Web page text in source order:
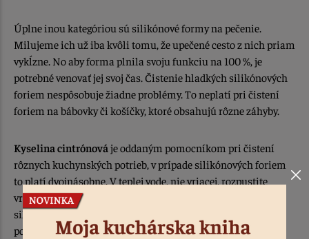
Úplne inou kategóriou sú silikónové formy na pečenie.
Milujeme ich už iba kvôli tomu, že upečené cesto z nich priam
vykĺzne. No aby forma plnila svoju funkciu na 100 %, je
potrebné venovať jej svoj čas. Čistenie hladkých silikónových
foriem nespôsobuje žiadne problémy. To neplatí pri čistení
foriem na bábovky či košíčky, ktoré obsahujú rôzne záhyby.
Kyselina cintrónová je oddaným pomocníkom pri čistení
rôznych kuchynských potrieb, v prípade silikónových foriem
to platí dvojnásobne. V teplej vode, nie vriacej, rozpustite
vreckoKyseliny citrónovej Liana
silikónové formy a nechajte pôsobiť 15-20 minút. Takto zíde
povlak aj z tých najužších záhybov. Na záver stačí formičky